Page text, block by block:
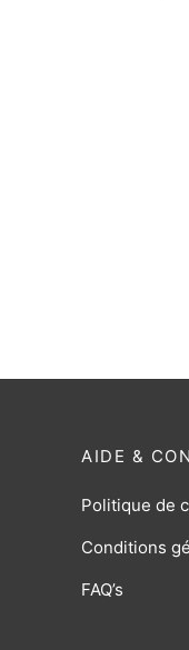
AIDE &
Politique de
Conditions
FAQ’s